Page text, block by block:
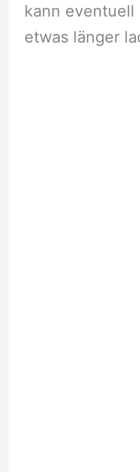
kann eventuell
etwas länger